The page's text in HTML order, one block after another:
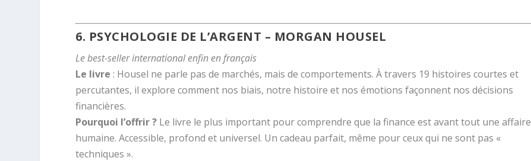
6. PSYCHOLOGIE DE L’ARGENT – MORGAN HOUSEL
Le best-seller international enfin en français
Le livre : Housel ne parle pas de marchés, mais de comportements. À travers 19 histoires courtes et
percutantes, il explore comment nos biais, notre histoire et nos émotions façonnent nos décisions
financières.
Pourquoi l’offrir ? Le livre le plus important pour comprendre que la finance est avant tout une affaire
humaine. Accessible, profond et universel. Un cadeau parfait, même pour ceux qui ne sont pas «
techniques ».